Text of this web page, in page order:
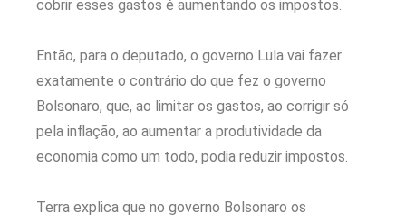
cobrir esses gastos é aumentando os impostos.
Então, para o deputado, o governo Lula vai fazer
exatamente o contrário do que fez o governo
Bolsonaro, que, ao limitar os gastos, ao corrigir só
pela inflação, ao aumentar a produtividade da
economia como um todo, podia reduzir impostos.
Terra explica que no governo Bolsonaro os